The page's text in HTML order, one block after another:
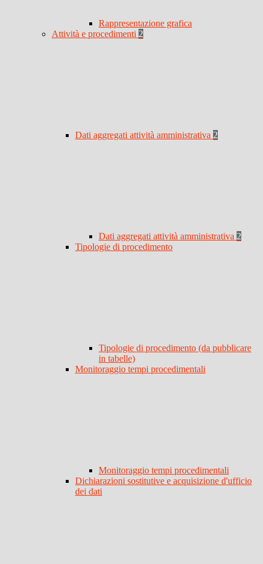
Rappresentazione grafica
Attività e procedimenti 2
Dati aggregati attività amministrativa 2
Dati aggregati attività amministrativa 2
Tipologie di procedimento
Tipologie di procedimento (da pubblicare
in tabelle)
Monitoraggio tempi procedimentali
Monitoraggio tempi procedimentali
Dichiarazioni sostitutive e acquisizione d'ufficio
dei dati